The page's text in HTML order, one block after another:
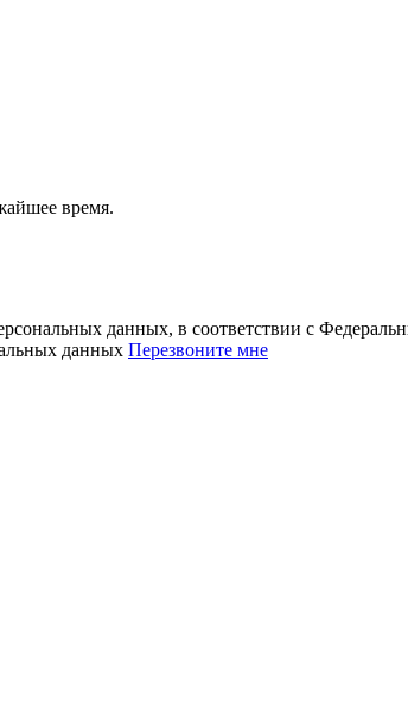
время.
данных, в соответствии с
данных Перезвоните мне